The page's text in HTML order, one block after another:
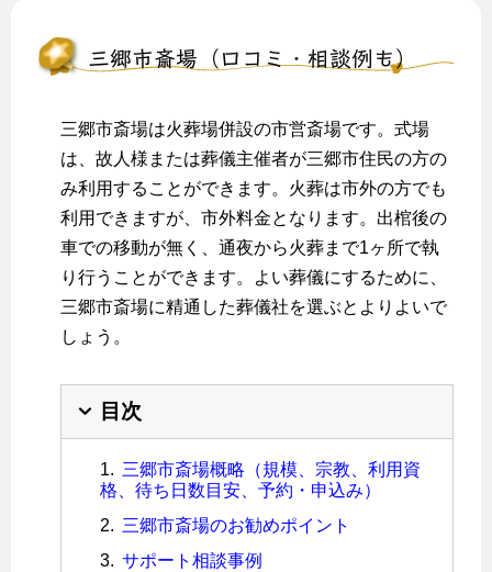
三郷市斎場（口コミ・相談例も）
三郷市斎場は火葬場併設の市営斎場です。式場
は、故人様または葬儀主催者が三郷市住民の方の
み利用することができます。火葬は市外の方でも
利用できますが、市外料金となります。出棺後の
車での移動が無く、通夜から火葬まで1ヶ所で執
り行うことができます。よい葬儀にするために、
三郷市斎場に精通した葬儀社を選ぶとよりよいで
しょう。
目次
三郷市斎場概略（規模、宗教、利用資
格、待ち日数目安、予約・申込み）
三郷市斎場のお勧めポイント
サポート相談事例